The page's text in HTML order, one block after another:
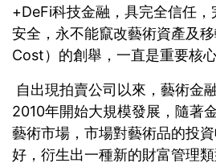
+DeFi科技金融，具完全信任
安全，永不能竄改藝術資產及
Cost）的創舉，一直是重要核心
自出現拍賣公司以來，藝術金
2010年開始大規模發展，隨著
藝術市場，市場對藝術品的投
好，衍生出一種新的財富管理